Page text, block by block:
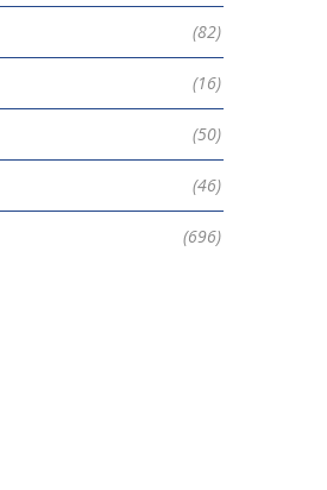
(82)
(16)
(50)
(46)
(696)